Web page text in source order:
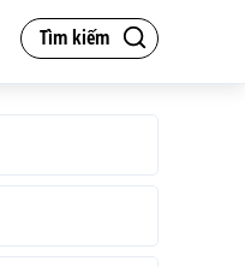
Tìm kiếm